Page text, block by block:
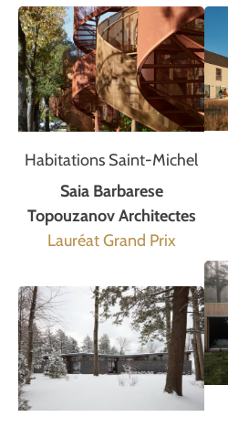
Habitations Saint-Michel
Saia Barbarese
Topouzanov Architectes
Lauréat Grand Prix